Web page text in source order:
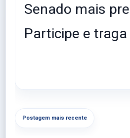
Senado mais
Participe e
Postagem mais recente